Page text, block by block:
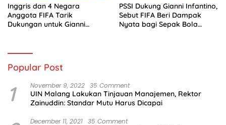
Inggris dan 4 Negara
Anggota FIFA Tarik
Dukungan untuk Gianni
PSSI Dukung Gianni Infantino,
Sebut FIFA Beri Dampak
Nyata bagi Sepak Bola
Popular Post
1 November 9, 2022 35 Comment
UIN Malang Lakukan Tinjauan Manajemen, Rektor
Zainuddin: Standar Mutu Harus Dicapai
December 11, 2021 35 Comment